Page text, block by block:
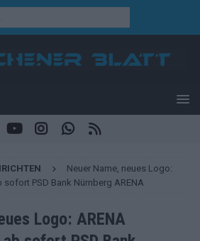
Neuer Name, neues Logo:
sofort PSD Bank Nürnberg ARENA
Logo: ARENA